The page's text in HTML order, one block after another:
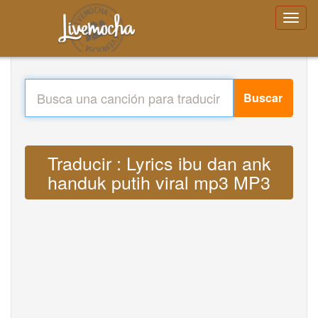
Buscar
Traducir : Lyrics ibu dan ank
handuk putih viral mp3 MP3